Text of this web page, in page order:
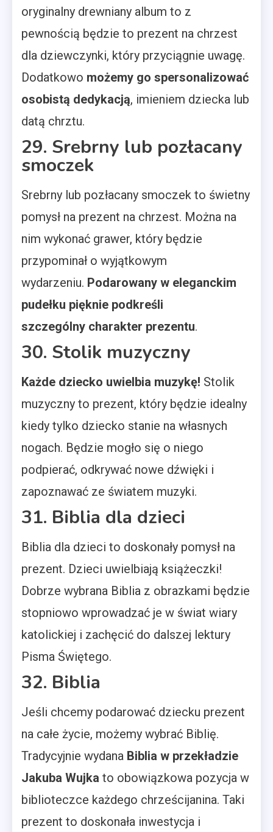
oryginalny drewniany album to z
pewnością będzie to prezent na chrzest
dla dziewczynki, który przyciągnie uwagę.
Dodatkowo możemy go spersonalizować
osobistą dedykacją, imieniem dziecka lub
datą chrztu.
29. Srebrny lub pozłacany
smoczek
Srebrny lub pozłacany smoczek to świetny
pomysł na prezent na chrzest. Można na
nim wykonać grawer, który będzie
przypominał o wyjątkowym
wydarzeniu. Podarowany w eleganckim
pudełku pięknie podkreśli
szczególny charakter prezentu.
30. Stolik muzyczny
Każde dziecko uwielbia muzykę! Stolik
muzyczny to prezent, który będzie idealny
kiedy tylko dziecko stanie na własnych
nogach. Będzie mogło się o niego
podpierać, odkrywać nowe dźwięki i
zapoznawać ze światem muzyki.
31. Biblia dla dzieci
Biblia dla dzieci to doskonały pomysł na
prezent. Dzieci uwielbiają książeczki!
Dobrze wybrana Biblia z obrazkami będzie
stopniowo wprowadzać je w świat wiary
katolickiej i zachęcić do dalszej lektury
Pisma Świętego.
32. Biblia
Jeśli chcemy podarować dziecku prezent
na całe życie, możemy wybrać Biblię.
Tradycyjnie wydana Biblia w przekładzie
Jakuba Wujka to obowiązkowa pozycja w
biblioteczce każdego chrześcijanina. Taki
prezent to doskonała inwestycja i